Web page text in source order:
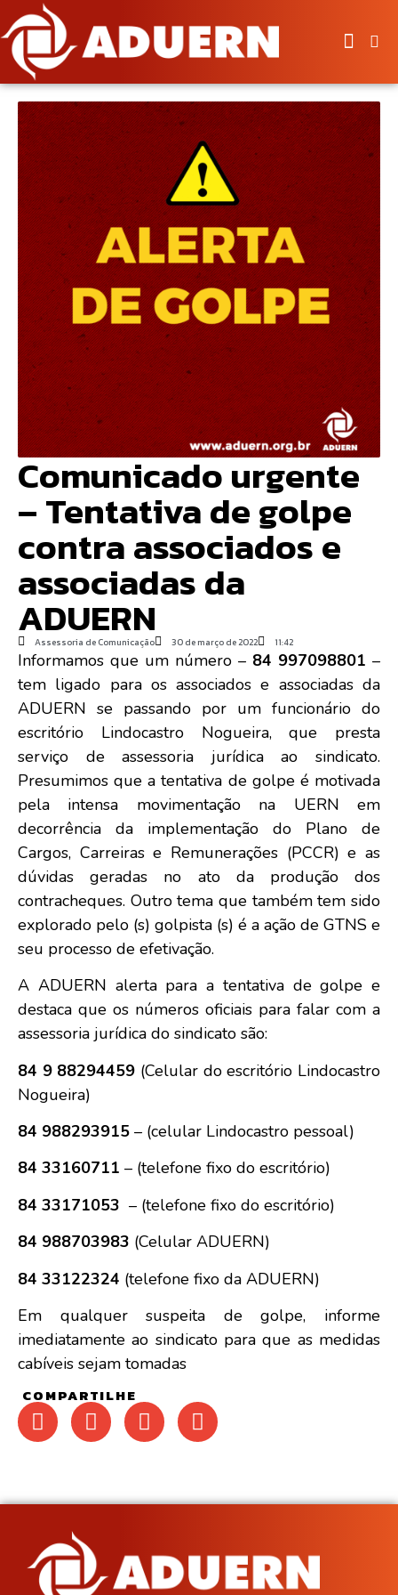
Comunicado urgente
– Tentativa de golpe
contra associados e
associadas da
ADUERN
Assessoria de Comunicação 30 de março de 2022 11:42
Informamos que um número – 84 997098801 –
tem ligado para os associados e associadas da
ADUERN se passando por um funcionário do
escritório Lindocastro Nogueira, que presta
serviço de assessoria jurídica ao sindicato.
Presumimos que a tentativa de golpe é motivada
pela intensa movimentação na UERN em
decorrência da implementação do Plano de
Cargos, Carreiras e Remunerações (PCCR) e as
dúvidas geradas no ato da produção dos
contracheques. Outro tema que também tem sido
explorado pelo (s) golpista (s) é a ação de GTNS e
seu processo de efetivação.
A ADUERN alerta para a tentativa de golpe e
destaca que os números oficiais para falar com a
assessoria jurídica do sindicato são:
84 9 88294459 (Celular do escritório Lindocastro
Nogueira)
84 988293915 – (celular Lindocastro pessoal)
84 33160711 – (telefone fixo do escritório)
84 33171053 – (telefone fixo do escritório)
84 988703983 (Celular ADUERN)
84 33122324 (telefone fixo da ADUERN)
Em qualquer suspeita de golpe, informe
imediatamente ao sindicato para que as medidas
cabíveis sejam tomadas
COMPARTILHE